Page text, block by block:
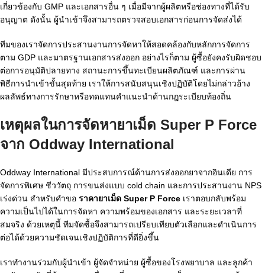
เกี่ยวข้องกับ GMP และเอกสารอื่น ๆ เมื่อมีจากผู้ผลิตหรือช่องทางที่ได้รับ
อนุญาต ดังนั้น ผู้นำเข้าจึงสามารถตรวจสอบเอกสารก่อนการจัดส่งได้
ทีมของเราจัดการประสานงานการจัดหาให้สอดคล้องกับหลักการจัดการ
ตาม GDP และมาตรฐานเอกสารส่งออก อย่างไรก็ตาม ผู้ซื้อยังคงรับผิดชอบ
ต่อการอนุมัติปลายทาง สถานะการขึ้นทะเบียนผลิตภัณฑ์ และการผ่าน
พิธีการนำเข้าขั้นสุดท้าย เราให้การสนับสนุนเชิงปฏิบัติโดยไม่กล่าวอ้าง
ผลลัพธ์ทางการรักษาหรือทดแทนคำแนะนำด้านกฎระเบียบท้องถิ่น
เหตุผลในการจัดหายาเม็ด Super P Force
จาก Oddway International
Oddway International มีประสบการณ์ด้านการส่งออกยาจากอินเดีย การ
จัดการพิเศษ ชีววัตถุ การขนส่งแบบ cold chain และการประสานงาน NPS
เร่งด่วน สำหรับคำขอ ราคายาเม็ด Super P Force เราตอบกลับพร้อม
ความเป็นไปได้ในการจัดหา ความพร้อมของเอกสาร และระยะเวลาที่
สมจริง ด้วยเหตุนี้ ทีมจัดซื้อจึงสามารถเปรียบเทียบตัวเลือกและดำเนินการ
ต่อได้ด้วยความชัดเจนเชิงปฏิบัติการที่ดียิ่งขึ้น
เราทำงานร่วมกับผู้นำเข้า ผู้จัดจำหน่าย ผู้ซื้อของโรงพยาบาล และลูกค้า